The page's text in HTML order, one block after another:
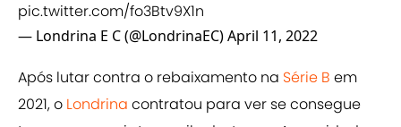
pic.twitter.com/fo3Btv9X1n
— Londrina E C (@LondrinaEC)April 11, 2022
Após lutar contra o rebaixamento na Série B em
2021, o Londrina contratou para ver se consegue